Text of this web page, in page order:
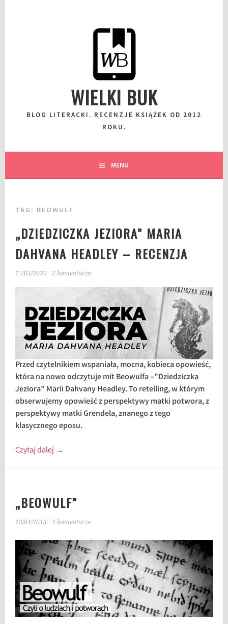
WIELKI BUK
BLOG LITERACKI. RECENZJE KSIĄŻEK OD 2012
ROKU.
MENU
TAG: BEOWULF
„DZIEDZICZKA JEZIORA” MARIA
DAHVANA HEADLEY – RECENZJA
17/03/2020 2 komentarze
Przed czytelnikiem wspaniała, mocna, kobieca opowieść,
która na nowo odczytuje mit Beowulfa –”Dziedziczka
Jeziora” Marii Dahvany Headley. To retelling, w którym
obserwujemy opowieść z perspektywy matki potwora, z
perspektywy matki Grendela, znanego z tego
klasycznego eposu.
Czytaj dalej →
„BEOWULF”
18/04/2013 3 komentarze